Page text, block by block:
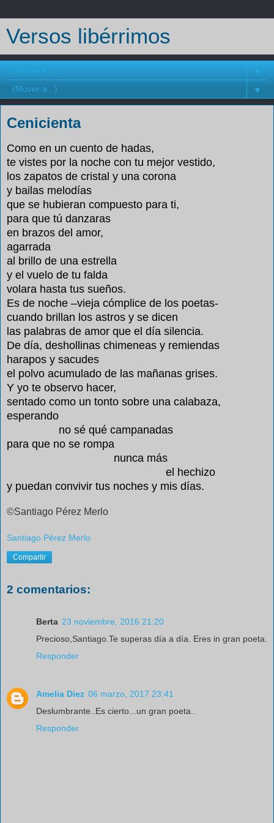
Versos libérrimos
▼
▼
Cenicienta
Como en un cuento de hadas,
te vistes por la noche con tu mejor vestido,
los zapatos de cristal y una corona
y bailas melodías
que se hubieran compuesto para ti,
para que tú danzaras
en brazos del amor,
agarrada
al brillo de una estrella
y el vuelo de tu falda
volara hasta tus sueños.
Es de noche –vieja cómplice de los poetas-
cuando brillan los astros y se dicen
las palabras de amor que el día silencia.
De día, deshollinas chimeneas y remiendas
harapos y sacudes
el polvo acumulado de las mañanas grises.
Y yo te observo hacer,
sentado como un tonto sobre una calabaza,
esperando
no sé qué campanadas
para que no se rompa
nunca más
el hechizo
y puedan convivir tus noches y mis días.
©Santiago Pérez Merlo
Santiago Pérez Merlo
Compartir
2 comentarios:
Berta 23 noviembre, 2016 21:20
Precioso,Santiago.Te superas día a día. Eres in gran poeta.
Responder
Amelia Diez 06 marzo, 2017 23:41
Deslumbrante..Es cierto...un gran poeta..
Responder